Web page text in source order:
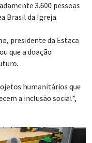
3.600 pessoas
Brasil da Igreja.
presidente da Estaca
que a doação
humanitários que
a inclusão social”,